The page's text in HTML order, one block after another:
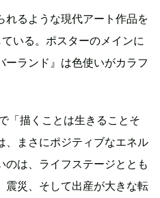
れるような現代アート作品を
いる。ポスターのメインに
ランド』は色使いがカラフ
「描くことは生きることそ
、まさにポジティブなエネル
のは、ライフステージととも
震災、そして出産が大きな転